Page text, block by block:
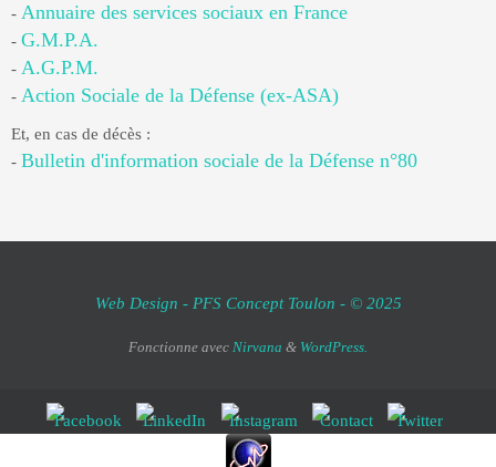
- Annuaire des services sociaux en France
- G.M.P.A.
- A.G.P.M.
- Action Sociale de la Défense (ex-ASA)
Et, en cas de décès :
- Bulletin d'information sociale de la Défense n°80
Web Design - PFS Concept Toulon - © 2025
Fonctionne avec Nirvana & WordPress.